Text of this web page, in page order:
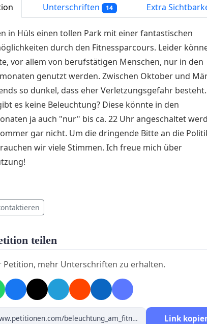
Unterschriften 14 Extra
in Hüls einen tollen Park mit einer fantastischen
durch den Fitnessparcours. Leider
vor allem von berufstätigen Menschen, nur in den
genutzt werden. Zwischen Oktober und
so dunkel, dass eher Verletzungsgefahr besteht.
es keine Beleuchtung? Diese könnte in den
ja auch "nur" bis ca. 22 Uhr angeschaltet
gar nicht. Um die dringende Bitte an die
wir viele Stimmen. Ich freue mich über
teilen
Petition, mehr Unterschriften zu erhalten.
Link